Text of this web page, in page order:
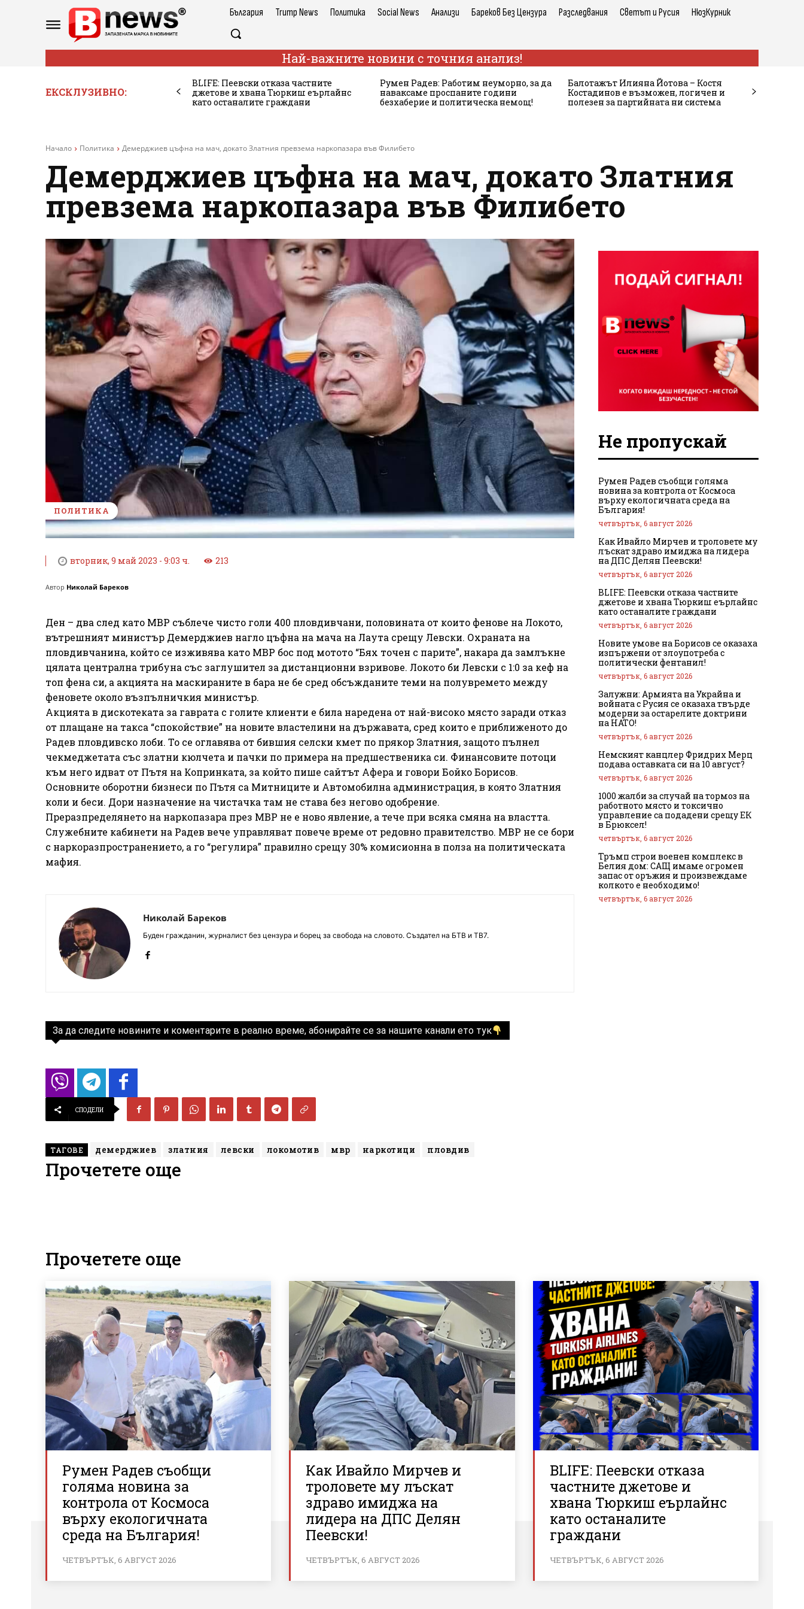
България Trump News Политика Social News Анализи Бареков Без Цензура Разследвания Светът и Русия НюзКурник
Най-важните новини с точния анализ!
ЕКСКЛУЗИВНО:
BLIFE: Пеевски отказа частните
джетове и хвана Тюркиш еърлайнс
като останалите граждани
Румен Радев: Работим неуморно, за да
наваксаме проспаните години
безхаберие и политическа немощ!
Балотажът Илияна Йотова – Костя
Костадинов е възможен, логичен и
полезен за партийната ни система
Начало Политика Демерджиев цъфна на мач, докато Златния превзема наркопазара във Филибето
Демерджиев цъфна на мач, докато Златния
превзема наркопазара във Филибето
ПОЛИТИКА
вторник, 9 май 2023 - 9:03 ч. 213
Автор Николай Бареков
Ден – два след като МВР съблече чисто голи 400 пловдивчани, половината от които фенове на Локото,
вътрешният министър Демерджиев нагло цъфна на мача на Лаута срещу Левски. Охраната на
пловдивчанина, който се изживява като МВР бос под мотото “Бях точен с парите”, накара да замлъкне
цялата централна трибуна със заглушител за дистанционни взривове. Локото би Левски с 1:0 за кеф на
топ фена си, а акцията на маскираните в бара не бе сред обсъжданите теми на полувремето между
феновете около възпълничкия министър.
Акцията в дискотеката за гаврата с голите клиенти е била наредена от най-високо място заради отказ
от плащане на такса “спокойствие” на новите властелини на държавата, сред които е приближеното до
Радев пловдивско лоби. То се оглавява от бившия селски кмет по прякор Златния, защото пълнел
чекмеджетата със златни кюлчета и пачки по примера на предшественика си. Финансовите потоци
към него идват от Пътя на Копринката, за който пише сайтът Афера и говори Бойко Борисов.
Основните оборотни бизнеси по Пътя са Митниците и Автомобилна администрация, в която Златния
коли и беси. Дори назначение на чистачка там не става без негово одобрение.
Преразпределянето на наркопазара през МВР не е ново явление, а тече при всяка смяна на властта.
Служебните кабинети на Радев вече управляват повече време от редовно правителство. МВР не се бори
с наркоразпространението, а го “регулира” правилно срещу 30% комисионна в полза на политическата
мафия.
Николай Бареков
Буден гражданин, журналист без цензура и борец за свобода на словото. Създател на БТВ и ТВ7.
За да следите новините и коментарите в реално време, абонирайте се за нашите канали ето тук
СПОДЕЛИ
ТАГОВЕ демерджиев златния левски локомотив мвр наркотици пловдив
Прочетете още
Не пропускай
Румен Радев съобщи голяма
новина за контрола от Космоса
върху екологичната среда на
България!
четвъртък, 6 август 2026
Как Ивайло Мирчев и троловете му
лъскат здраво имиджа на лидера
на ДПС Делян Пеевски!
четвъртък, 6 август 2026
BLIFE: Пеевски отказа частните
джетове и хвана Тюркиш еърлайнс
като останалите граждани
четвъртък, 6 август 2026
Новите умове на Борисов се оказаха
изпържени от злоупотреба с
политически фентанил!
четвъртък, 6 август 2026
Залужни: Армията на Украйна и
войната с Русия се оказаха твърде
модерни за остарелите доктрини
на НАТО!
четвъртък, 6 август 2026
Немският канцлер Фридрих Мерц
подава оставката си на 10 август?
четвъртък, 6 август 2026
1000 жалби за случай на тормоз на
работното място и токсично
управление са подадени срещу ЕК
в Брюксел!
четвъртък, 6 август 2026
Тръмп строи военен комплекс в
Белия дом: САЩ имаме огромен
запас от оръжия и произвеждаме
колкото е необходимо!
четвъртък, 6 август 2026
Прочетете още
Румен Радев съобщи
голяма новина за
контрола от Космоса
върху екологичната
среда на България!
ЧЕТВЪРТЪК, 6 АВГУСТ 2026
Как Ивайло Мирчев и
троловете му лъскат
здраво имиджа на
лидера на ДПС Делян
Пеевски!
ЧЕТВЪРТЪК, 6 АВГУСТ 2026
BLIFE: Пеевски отказа
частните джетове и
хвана Тюркиш еърлайнс
като останалите
граждани
ЧЕТВЪРТЪК, 6 АВГУСТ 2026